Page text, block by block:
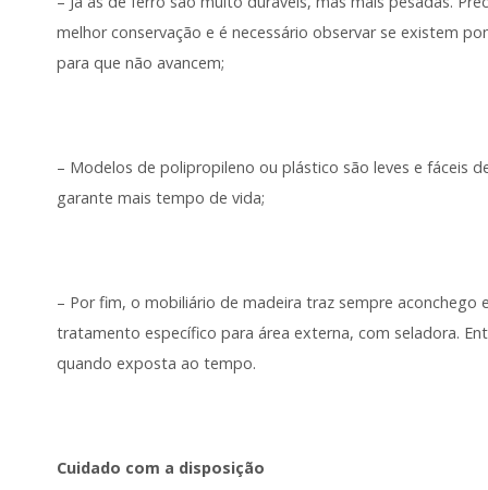
melhor conservação e é necessário observar se existem
para que não avancem;
– Modelos de polipropileno ou plástico são leves e fáceis
garante mais tempo de vida;
– Por fim, o mobiliário de madeira traz sempre aconchego
tratamento específico para área externa, com seladora.
quando exposta ao tempo.
Cuidado com a disposição